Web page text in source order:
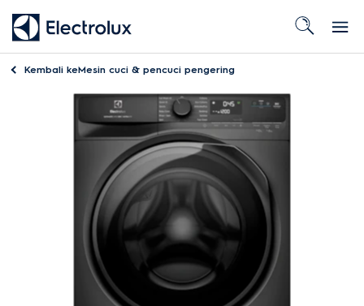
Kembali keMesin cuci & pencuci pengering